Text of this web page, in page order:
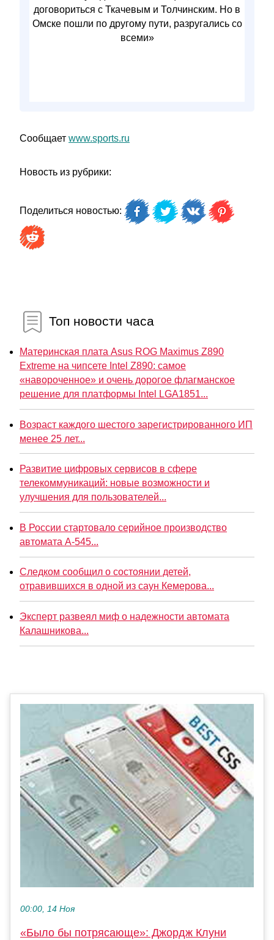
Сообщает www.sports.ru
Новость из рубрики:
Поделиться новостью:
Топ новости часа
Материнская плата Asus ROG Maximus Z890
Extreme на чипсете Intel Z890: самое
«навороченное» и очень дорогое флагманское
решение для платформы Intel LGA1851...
Возраст каждого шестого зарегистрированного ИП
менее 25 лет...
Развитие цифровых сервисов в сфере
телекоммуникаций: новые возможности и
улучшения для пользователей...
В России стартовало серийное производство
автомата А-545...
Следком сообщил о состоянии детей,
отравившихся в одной из саун Кемерова...
Эксперт развеял миф о надежности автомата
Калашникова...
00:00, 14 Ноя
«Было бы потрясающе»: Джордж Клуни